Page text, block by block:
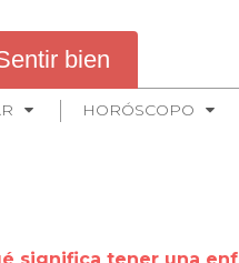
bien
HORÓSCOPO